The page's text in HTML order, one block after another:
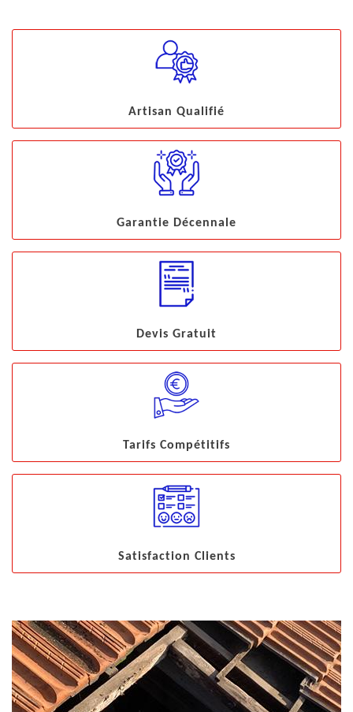
Artisan Qualifié
Garantie Décennale
Devis Gratuit
Tarifs Compétitifs
Satisfaction Clients